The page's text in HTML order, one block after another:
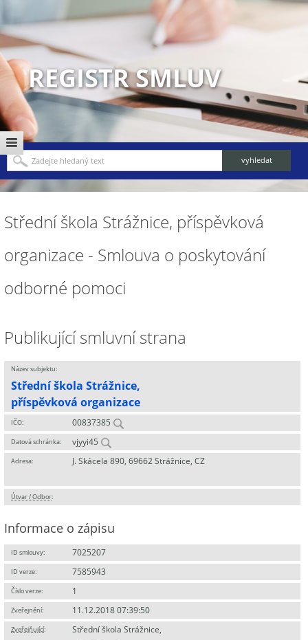
REGISTR SMLUV
Střední škola Strážnice, příspěvková
organizace - Smlouva o poskytování
odborné pomoci
Publikující smluvní strana
Název subjektu:
Střední škola Strážnice,
příspěvková organizace
IČO: 00837385
Datová schránka: vjyyi45
Adresa: J. Skácela 890, 69662 Strážnice, CZ
Útvar / Odbor:
Informace o zápisu
ID smlouvy: 7025207
ID verze: 7585943
Číslo verze: 1
Zveřejnění: 11.12.2018 07:39:50
Zveřejňující:
Střední škola Strážnice,